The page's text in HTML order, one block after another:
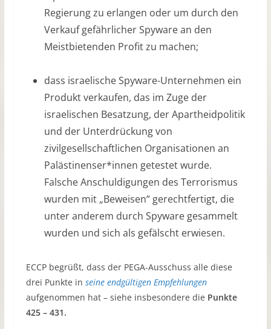
Regierung zu erlangen oder um durch den
Verkauf gefährlicher Spyware an den
Meistbietenden Profit zu machen;
dass israelische Spyware-Unternehmen ein
Produkt verkaufen, das im Zuge der
israelischen Besatzung, der Apartheidpolitik
und der Unterdrückung von
zivilgesellschaftlichen Organisationen an
Palästinenser*innen getestet wurde.
Falsche Anschuldigungen des Terrorismus
wurden mit „Beweisen“ gerechtfertigt, die
unter anderem durch Spyware gesammelt
wurden und sich als gefälscht erwiesen.
ECCP begrüßt, dass der PEGA-Ausschuss alle diese
drei Punkte in seine endgültigen Empfehlungen
aufgenommen hat – siehe insbesondere die Punkte
425 – 431.